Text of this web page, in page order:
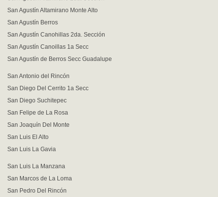
San Agustín Altamirano Monte Alto
San Agustín Berros
San Agustín Canohillas 2da. Sección
San Agustín Canoillas 1a Secc
San Agustín de Berros Secc Guadalupe
San Antonio del Rincón
San Diego Del Cerrito 1a Secc
San Diego Suchitepec
San Felipe de La Rosa
San Joaquín Del Monte
San Luis El Alto
San Luis La Gavia
San Luis La Manzana
San Marcos de La Loma
San Pedro Del Rincón